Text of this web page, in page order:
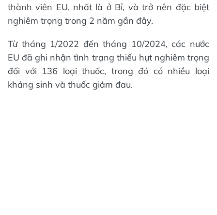
thành viên EU, nhất là ở Bỉ, và trở nên đặc biệt
nghiêm trọng trong 2 năm gần đây.
Từ tháng 1/2022 đến tháng 10/2024, các nước
EU đã ghi nhận tình trạng thiếu hụt nghiêm trọng
đối với 136 loại thuốc, trong đó có nhiều loại
kháng sinh và thuốc giảm đau.